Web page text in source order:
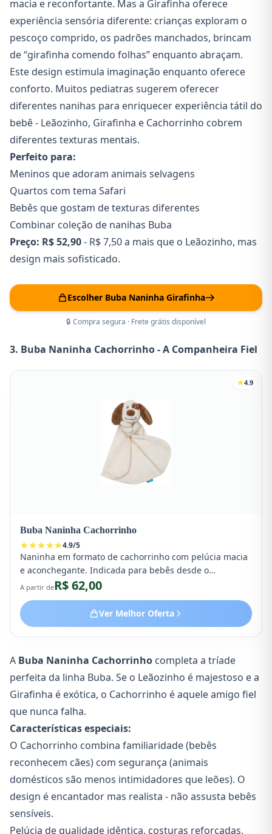
macia e reconfortante. Mas a Girafinha oferece
experiência sensória diferente: crianças exploram o
pescoço comprido, os padrões manchados, brincam
de “girafinha comendo folhas” enquanto abraçam.
Este design estimula imaginação enquanto oferece
conforto. Muitos pediatras sugerem oferecer
diferentes nanihas para enriquecer experiência tátil do
bebê - Leãozinho, Girafinha e Cachorrinho cobrem
diferentes texturas mentais.
Perfeito para:
Meninos que adoram animais selvagens
Quartos com tema Safari
Bebês que gostam de texturas diferentes
Combinar coleção de nanihas Buba
Preço: R$ 52,90- R$ 7,50 a mais que o Leãozinho, mas
design mais sofisticado.
Escolher Buba Naninha Girafinha
🔒 Compra segura · Frete grátis disponível
3. Buba Naninha Cachorrinho - A Companheira Fiel
4.9
Buba Naninha Cachorrinho
4.9/5
Naninha em formato de cachorrinho com pelúcia macia
e aconchegante. Indicada para bebês desde o
nascimento, com materiais seguros e hipoalergênicos.
A partir deR$ 62,00
Ver Melhor Oferta
A Buba Naninha Cachorrinho completa a tríade
perfeita da linha Buba. Se o Leãozinho é majestoso e a
Girafinha é exótica, o Cachorrinho é aquele amigo fiel
que nunca falha.
Características especiais:
O Cachorrinho combina familiaridade (bebês
reconhecem cães) com segurança (animais
domésticos são menos intimidadores que leões). O
design é encantador mas realista - não assusta bebês
sensíveis.
Pelúcia de qualidade idêntica, costuras reforçadas,